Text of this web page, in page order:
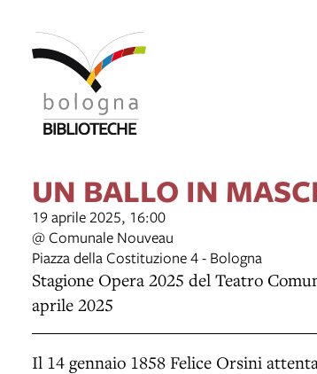
UN BALLO IN
19 aprile 2025, 16:00
@ Comunale Nouveau
Piazza della Costituzione 4 - Bologna
Stagione Opera 2025 del Teatro
aprile 2025
Il 14 gennaio 1858 Felice Orsini